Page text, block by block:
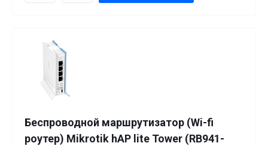
Беспроводной маршрутизатор (Wi-fi
роутер) Mikrotik hAP lite Tower (RB941-